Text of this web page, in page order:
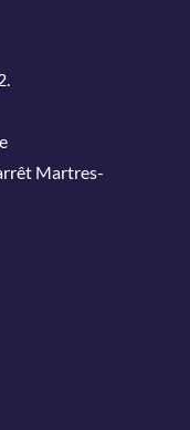
Martres-